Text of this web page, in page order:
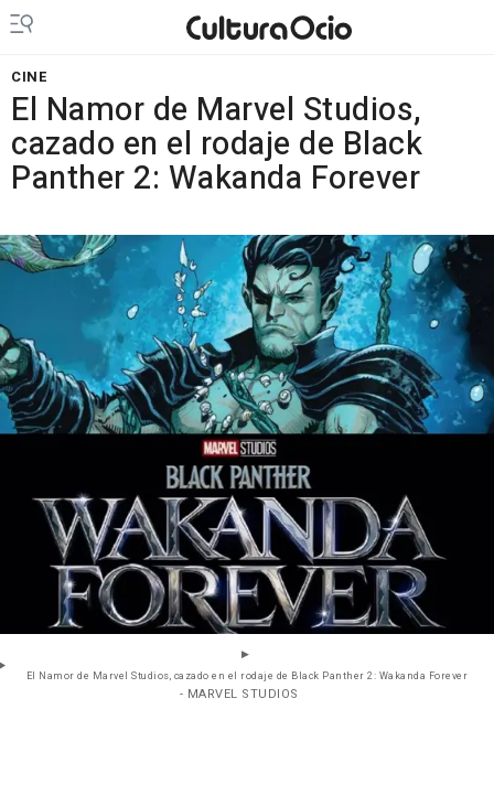
CINE
El Namor de Marvel Studios,
cazado en el rodaje de Black
Panther 2: Wakanda Forever
El Namor de Marvel Studios, cazado en el rodaje de Black Panther 2: Wakanda Forever
- MARVEL STUDIOS